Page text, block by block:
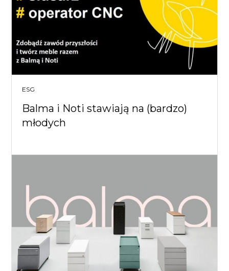
ESG
Balma i Noti stawiają na (bardzo)
młodych